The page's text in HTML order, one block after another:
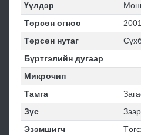
Үүлдэр
Төрсөн огноо
Төрсөн нутаг
Бүртгэлийн дугаар
Микрочип
Тамга
Зүс
Эзэмшигч